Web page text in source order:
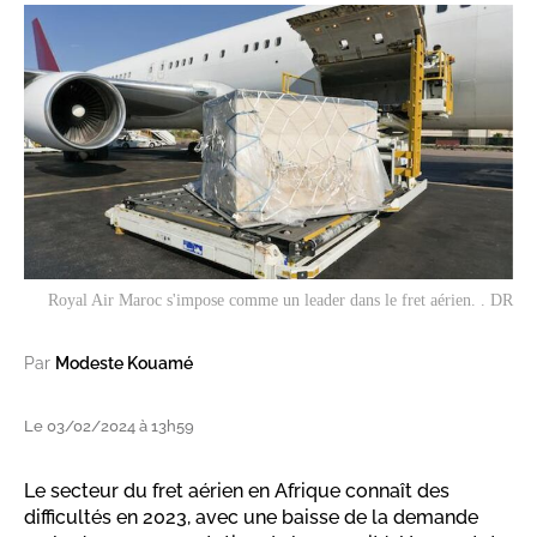
Royal Air Maroc s'impose comme un leader dans le fret aérien. . DR
Par Modeste Kouamé
Le 03/02/2024 à 13h59
Le secteur du fret aérien en Afrique connaît des
difficultés en 2023, avec une baisse de la demande